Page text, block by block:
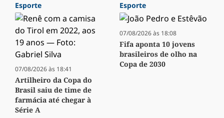
Esporte
07/08/2026 às 18:41
Artilheiro da Copa do
Brasil saiu de time de
farmácia até chegar à
Série A
Esporte
07/08/2026 às 18:08
Fifa aponta 10 jovens
brasileiros de olho na
Copa de 2030